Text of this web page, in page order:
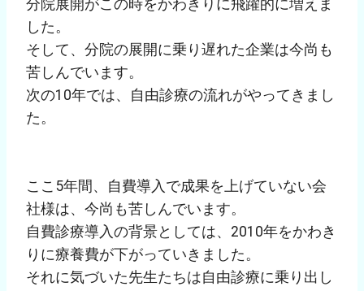
分院展開がこの時をかわきりに飛躍的に増えま
した。
そして、分院の展開に乗り遅れた企業は今尚も
苦しんでいます。
次の10年では、自由診療の流れがやってきまし
た。
ここ5年間、自費導入で成果を上げていない会
社様は、今尚も苦しんでいます。
自費診療導入の背景としては、2010年をかわき
りに療養費が下がっていきました。
それに気づいた先生たちは自由診療に乗り出し